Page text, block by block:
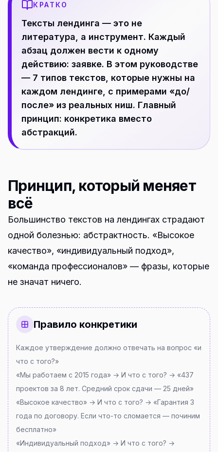
КРАТКО
Тексты лендинга — это не
литература, а инструмент. Каждый
абзац должен вести к одному
действию: заявке. В этом руководстве
— 7 типов текстов, которые нужны на
каждом лендинге, с примерами «до/
после» из реальных ниш. Главный
принцип: конкретика вместо
абстракций.
Принцип, который меняет
всё
Большинство текстов на лендингах страдают
одной болезнью: абстрактность. «Высокое
качество», «индивидуальный подход»,
«команда профессионалов» — фразы, которые
не значат ничего.
Правило конкретики
Каждое утверждение должно отвечать на вопрос «и
что с того?»
«Мы работаем с 2015 года» → И что с того? → «437
проектов за 8 лет. Средний срок сдачи — 25 дней»
«Высокое качество» → И что с того? → «Гарантия 3
года по договору. Если что-то сломается — починим
бесплатно»
«Индивидуальный подход» → И что с того? →